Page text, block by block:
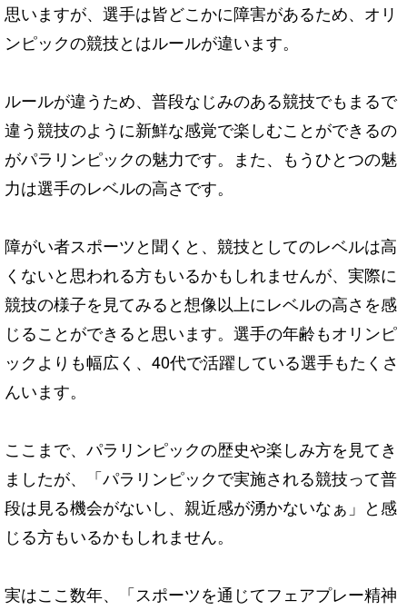
思いますが、選手は皆どこかに障害があるため、オリ
ンピックの競技とはルールが違います。
ルールが違うため、普段なじみのある競技でもまるで
違う競技のように新鮮な感覚で楽しむことができるの
がパラリンピックの魅力です。また、もうひとつの魅
力は選手のレベルの高さです。
障がい者スポーツと聞くと、競技としてのレベルは高
くないと思われる方もいるかもしれませんが、実際に
競技の様子を見てみると想像以上にレベルの高さを感
じることができると思います。選手の年齢もオリンピ
ックよりも幅広く、40代で活躍している選手もたくさ
んいます。
ここまで、パラリンピックの歴史や楽しみ方を見てき
ましたが、「パラリンピックで実施される競技って普
段は見る機会がないし、親近感が湧かないなぁ」と感
じる方もいるかもしれません。
実はここ数年、「スポーツを通じてフェアプレー精神